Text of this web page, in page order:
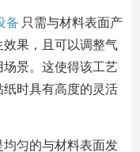
备 只需与材料表面产
果，且可以调整气
景。这使得该工艺
时具有高度的灵活
匀的与材料表面发